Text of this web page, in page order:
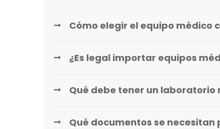
Cómo elegir el equipo médico
¿Es legal importar equipos
Qué debe tener un laboratorio
Qué documentos se